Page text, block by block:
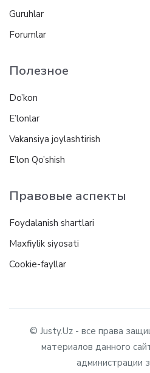
Guruhlar
Forumlar
Полезное
Do’kon
E’lonlar
Vakansiya joylashtirish
E’lon Qo’shish
Правовые аспекты
Foydalanish shartlari
Maxfiylik siyosati
Cookie-fayllar
© Justy.Uz - все права
материалов данного
администрации